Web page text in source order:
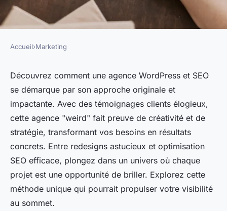
Weird agence wordpress et
seo : une approche insolite
pour votre visibilité
Emma•30 avril 2025•3 min de lecture
Accueil›Marketing
Découvrez comment une agence WordPress et SEO
se démarque par son approche originale et
impactante. Avec des témoignages clients élogieux,
cette agence "weird" fait preuve de créativité et de
stratégie, transformant vos besoins en résultats
concrets. Entre redesigns astucieux et optimisation
SEO efficace, plongez dans un univers où chaque
projet est une opportunité de briller. Explorez cette
méthode unique qui pourrait propulser votre visibilité
au sommet.